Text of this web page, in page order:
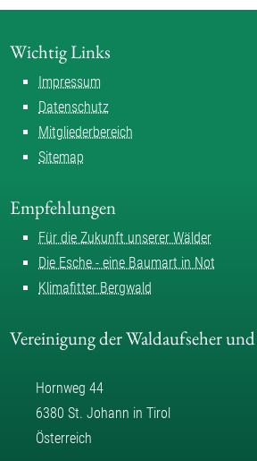
Wichtig Links
Impressum
Datenschutz
Mitgliederbereich
Sitemap
Empfehlungen
Für die Zukunft unserer Wälder
Die Esche - eine Baumart in Not
Klimafitter Bergwald
Vereinigung der Waldaufseher
Hornweg 44
6380 St. Johann in Tirol
Österreich